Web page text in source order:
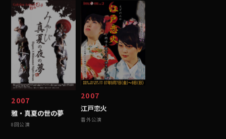
2007
雅・真夏の世の夢
8回公演
2007
江戸恋火
番外公演